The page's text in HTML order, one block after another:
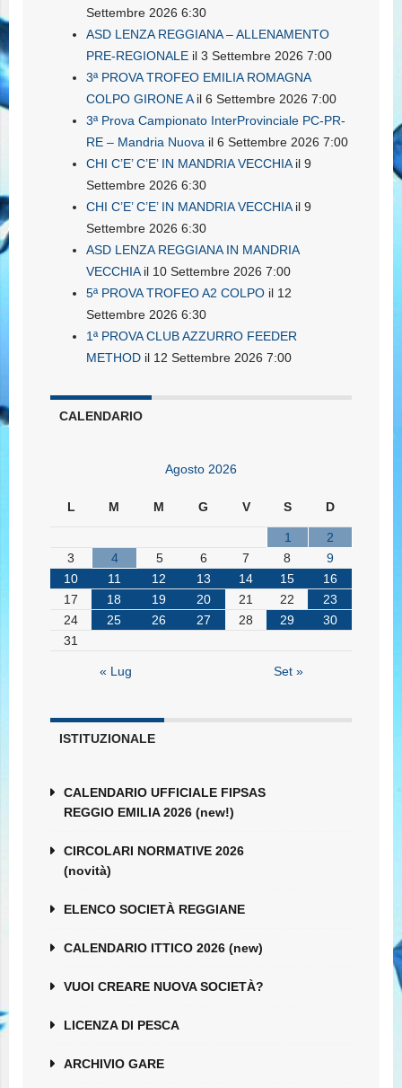
Settembre 2026 6:30
ASD LENZA REGGIANA – ALLENAMENTO
PRE-REGIONALE il 3 Settembre 2026 7:00
3ª PROVA TROFEO EMILIA ROMAGNA
COLPO GIRONE Ail 6 Settembre 2026 7:00
3ª Prova Campionato InterProvinciale PC-PR-
RE – Mandria Nuova il 6 Settembre 2026 7:00
CHI C’E’ C’E’ IN MANDRIA VECCHIAil 9
Settembre 2026 6:30
CHI C’E’ C’E’ IN MANDRIA VECCHIAil 9
Settembre 2026 6:30
ASD LENZA REGGIANA IN MANDRIA
VECCHIAil 10 Settembre 2026 7:00
5ª PROVA TROFEO A2 COLPO il 12
Settembre 2026 6:30
1ª PROVA CLUB AZZURRO FEEDER
METHOD il 12 Settembre 2026 7:00
CALENDARIO
Agosto 2026
L M M G V S D
1
2
3
4 5 6 7 8
9
10
11 12 13 14 15
16
17
18 19 20 21 22
23
24
25 26 27 28 29
30
31
« Lug Set »
ISTITUZIONALE
CALENDARIO UFFICIALE FIPSAS
REGGIO EMILIA 2026 (new!)
CIRCOLARI NORMATIVE 2026
(novità)
ELENCO SOCIETÀ REGGIANE
CALENDARIO ITTICO 2026 (new)
VUOI CREARE NUOVA SOCIETÀ?
LICENZA DI PESCA
ARCHIVIO GARE